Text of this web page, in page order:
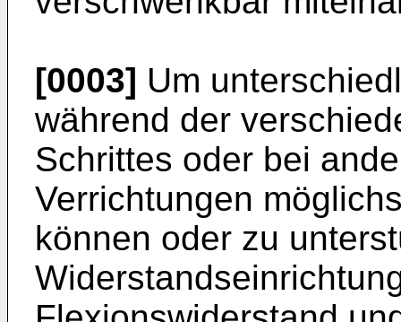
[0003] Um
während der
Schrittes oder bei
Verrichtungen
können oder zu